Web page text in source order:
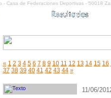
- Casa de Federaciones Deportivas - 50018
« 1 2 3 4 5 6 7 8 9 10 11 12 13 14 15 16
37 38 39 40 41 42 43 44 »
11/06/